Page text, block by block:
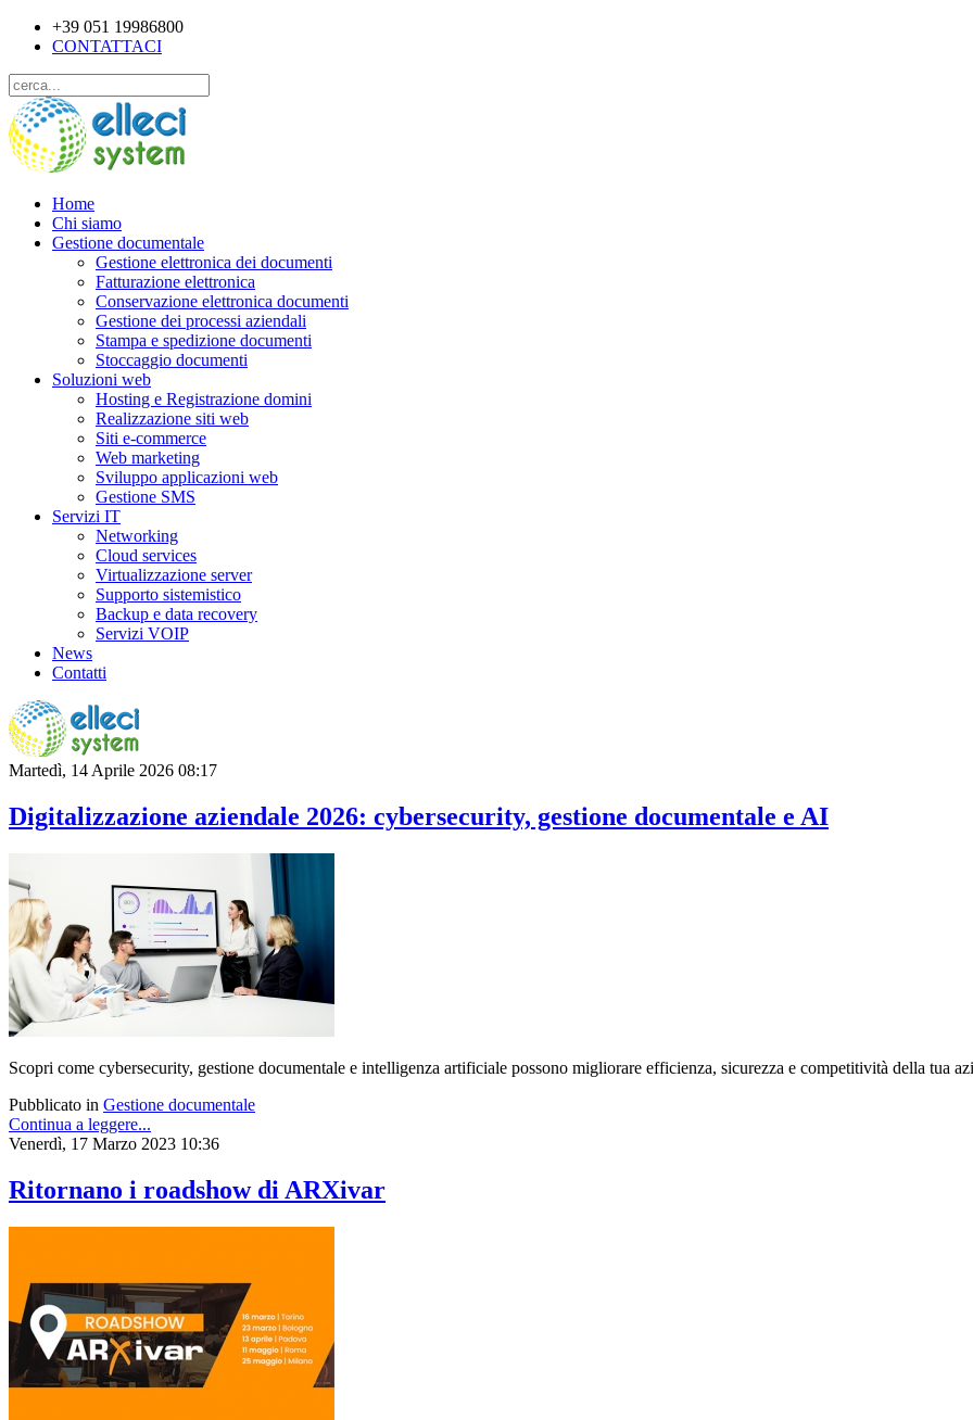
+39 051 19986800
CONTATTACI
Home
Chi siamo
Gestione documentale
Gestione elettronica dei documenti
Fatturazione elettronica
Conservazione elettronica documenti
Gestione dei processi aziendali
Stampa e spedizione documenti
Stoccaggio documenti
Soluzioni web
Hosting e Registrazione domini
Realizzazione siti web
Siti e-commerce
Web marketing
Sviluppo applicazioni web
Gestione SMS
Servizi IT
Networking
Cloud services
Virtualizzazione server
Supporto sistemistico
Backup e data recovery
Servizi VOIP
News
Contatti
Martedì, 14 Aprile 2026 08:17
Digitalizzazione aziendale 2026: cybersecurity, gestione documentale e AI
Scopri come cybersecurity, gestione documentale e intelligenza artificiale possono migliorare efficienza, sicurezza e competitività della tua
Pubblicato in Gestione documentale
Continua a leggere...
Venerdì, 17 Marzo 2023 10:36
Ritornano i roadshow di ARXivar